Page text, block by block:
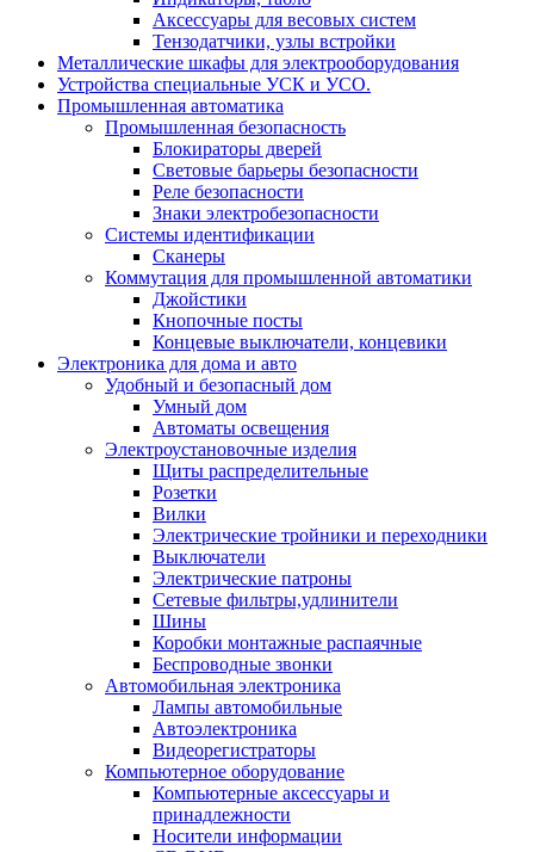
Аксессуары для весовых систем
Тензодатчики, узлы встройки
Металлические шкафы для электрооборудования
Устройства специальные УСК и УСО.
Промышленная автоматика
Промышленная безопасность
Блокираторы дверей
Световые барьеры безопасности
Реле безопасности
Знаки электробезопасности
Системы идентификации
Сканеры
Коммутация для промышленной автоматики
Джойстики
Кнопочные посты
Концевые выключатели, концевики
Электроника для дома и авто
Удобный и безопасный дом
Умный дом
Автоматы освещения
Электроустановочные изделия
Щиты распределительные
Розетки
Вилки
Электрические тройники и переходники
Выключатели
Электрические патроны
Сетевые фильтры,удлинители
Шины
Коробки монтажные распаячные
Беспроводные звонки
Автомобильная электроника
Лампы автомобильные
Автоэлектроника
Видеорегистраторы
Компьютерное оборудование
Компьютерные аксессуары и
принадлежности
Носители информации